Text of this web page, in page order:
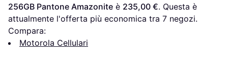
256GB Pantone Amazonite è 235,00 €. Questa è
attualmente l'offerta più economica tra 7 negozi.
Compara:
Motorola Cellulari